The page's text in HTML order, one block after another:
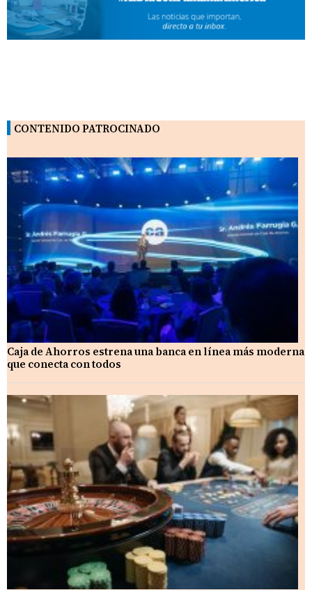
CONTENIDO PATROCINADO
Caja de Ahorros estrena una banca en línea más moderna
que conecta con todos